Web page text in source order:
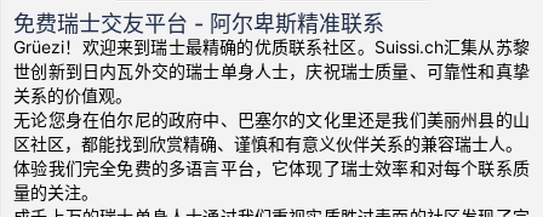
免费瑞士交友平台 - 阿尔卑斯精准联系
Grüezi！欢迎来到瑞士最精确的优质联系社区。Suissi.ch汇集从苏黎
世创新到日内瓦外交的瑞士单身人士，庆祝瑞士质量、可靠性和真挚
关系的价值观。
无论您身在伯尔尼的政府中、巴塞尔的文化里还是我们美丽州县的山
区社区，都能找到欣赏精确、谨慎和有意义伙伴关系的兼容瑞士人。
体验我们完全免费的多语言平台，它体现了瑞士效率和对每个联系质
量的关注。